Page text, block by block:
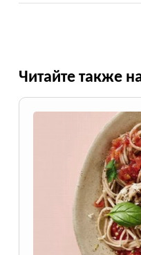
Читайте также